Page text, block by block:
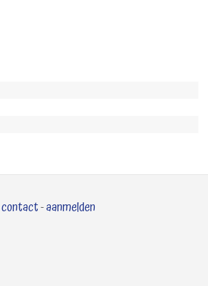
contact-aanmelden